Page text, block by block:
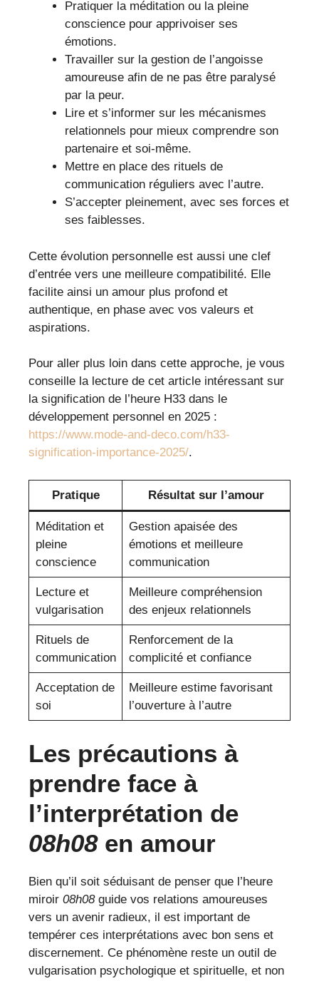
Pratiquer la méditation ou la pleine
conscience pour apprivoiser ses
émotions.
Travailler sur la gestion de l’angoisse
amoureuse afin de ne pas être paralysé
par la peur.
Lire et s’informer sur les mécanismes
relationnels pour mieux comprendre son
partenaire et soi-même.
Mettre en place des rituels de
communication réguliers avec l’autre.
S’accepter pleinement, avec ses forces et
ses faiblesses.
Cette évolution personnelle est aussi une clef
d’entrée vers une meilleure compatibilité. Elle
facilite ainsi un amour plus profond et
authentique, en phase avec vos valeurs et
aspirations.
Pour aller plus loin dans cette approche, je vous
conseille la lecture de cet article intéressant sur
la signification de l’heure H33 dans le
développement personnel en 2025 :
https://www.mode-and-deco.com/h33-
signification-importance-2025/.
Pratique Résultat sur l’amour
Méditation et
pleine
conscience
Gestion apaisée des
émotions et meilleure
communication
Lecture et
vulgarisation
Meilleure compréhension
des enjeux relationnels
Rituels de
communication
Renforcement de la
complicité et confiance
Acceptation de
soi
Meilleure estime favorisant
l’ouverture à l’autre
Les précautions à
prendre face à
l’interprétation de
08h08en amour
Bien qu’il soit séduisant de penser que l’heure
miroir 08h08guide vos relations amoureuses
vers un avenir radieux, il est important de
tempérer ces interprétations avec bon sens et
discernement. Ce phénomène reste un outil de
vulgarisation psychologique et spirituelle, et non